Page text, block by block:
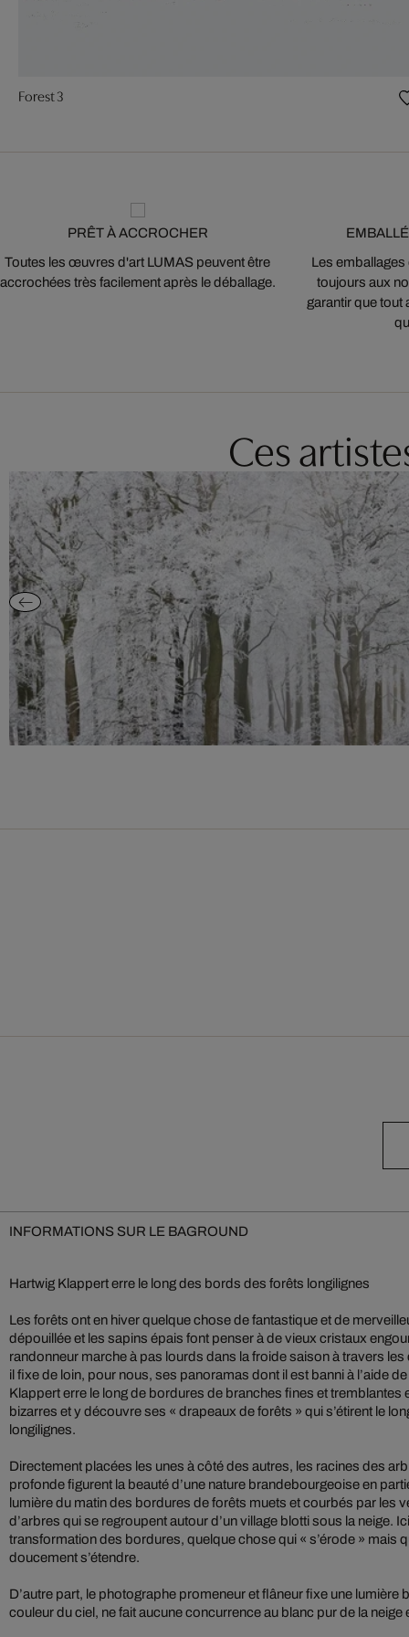
Forest 3
PRÊT À ACCROCHER
Toutes les œuvres d'art LUMAS peuvent être
accrochées très facilement après le déballage.
Les
toujours aux
garantir que tout
Ces
INFORMATIONS SUR LE BAGROUND
Hartwig Klappert erre le long des bords des forêts longilignes
Les forêts ont en hiver quelque chose de fantastique et de
dépouillée et les sapins épais font penser à de vieux cristaux
randonneur marche à pas lourds dans la froide saison à travers
il fixe de loin, pour nous, ses panoramas dont il est banni à l’aide
Klappert erre le long de bordures de branches fines et tremblantes
bizarres et y découvre ses « drapeaux de forêts » qui s’étirent le
longilignes.
Directement placées les unes à côté des autres, les racines des
profonde figurent la beauté d’une nature brandebourgeoise en
lumière du matin des bordures de forêts muets et courbés par les
d’arbres qui se regroupent autour d’un village blotti sous la neige.
transformation des bordures, quelque chose qui « s’érode » mais
doucement s’étendre.
D’autre part, le photographe promeneur et flâneur fixe une lumière
couleur du ciel, ne fait aucune concurrence au blanc pur de la neige